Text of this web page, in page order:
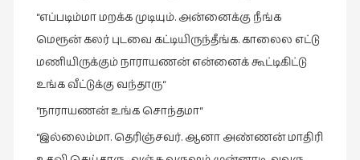
கவிஞனும்
கவிதையும்
கவிதை
“எப்படிம்மா மறக்க முடியும். அன்னைக்கு நீங்க
மெரூன் கலர் புடவை கட்டியிருந்தீங்க. காலைல எட்டு
மணியிருக்கும் நாராயணன் என்னைக் கூட்டிகிட்டு
உங்க வீட்டுக்கு வந்தாரு“
“நாராயணன் உங்க சொந்தமா“
“இல்லைம்மா. தெரிஞ்சவர். ஆனா அண்ணன் மாதிரி